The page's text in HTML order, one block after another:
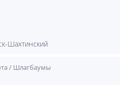
Шахтинский
/ Шлагбаумы